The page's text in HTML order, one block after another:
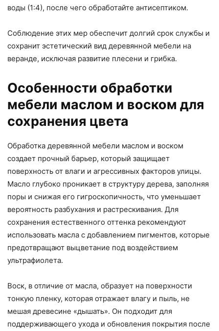
воды (1:4), после чего обработайте антисептиком.
Соблюдение этих мер обеспечит долгий срок службы и
сохранит эстетический вид деревянной мебели на
веранде, исключая развитие плесени и грибка.
Особенности обработки
мебели маслом и воском для
сохранения цвета
Обработка деревянной мебели маслом и воском
создает прочный барьер, который защищает
поверхность от влаги и агрессивных факторов улицы.
Масло глубоко проникает в структуру дерева, заполняя
поры и снижая его гигроскопичность, что уменьшает
вероятность разбухания и растрескивания. Для
сохранения естественного оттенка рекомендуют
использовать масла с добавлением пигментов, которые
предотвращают выцветание под воздействием
ультрафиолета.
Воск, в отличие от масла, образует на поверхности
тонкую пленку, которая отражает влагу и пыль, не
мешая древесине «дышать». Он подходит для
поддерживающего ухода и обновления покрытия после